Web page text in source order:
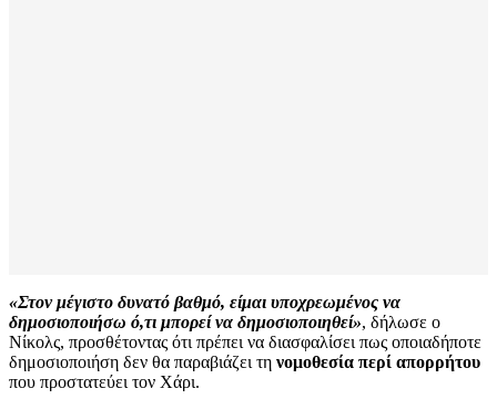
«Στον μέγιστο δυνατό βαθμό, είμαι υποχρεωμένος να
δημοσιοποιήσω ό,τι μπορεί να δημοσιοποιηθεί», δήλωσε ο
Νίκολς, προσθέτοντας ότι πρέπει να διασφαλίσει πως οποιαδήποτε
δημοσιοποιήση δεν θα παραβιάζει τη νομοθεσία περί απορρήτου
που προστατεύει τον Χάρι.